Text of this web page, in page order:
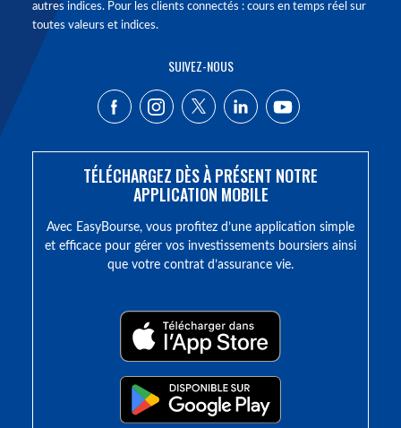
autres indices. Pour les clients connectés : cours en temps réel sur
toutes valeurs et indices.
SUIVEZ-NOUS
TÉLÉCHARGEZ DÈS À PRÉSENT NOTRE
APPLICATION MOBILE
Avec EasyBourse, vous profitez d’une application simple
et efficace pour gérer vos investissements boursiers ainsi
que votre contrat d’assurance vie.